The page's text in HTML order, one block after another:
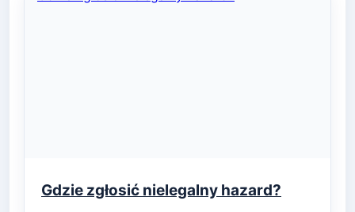
Gdzie zgłosić nielegalny hazard?